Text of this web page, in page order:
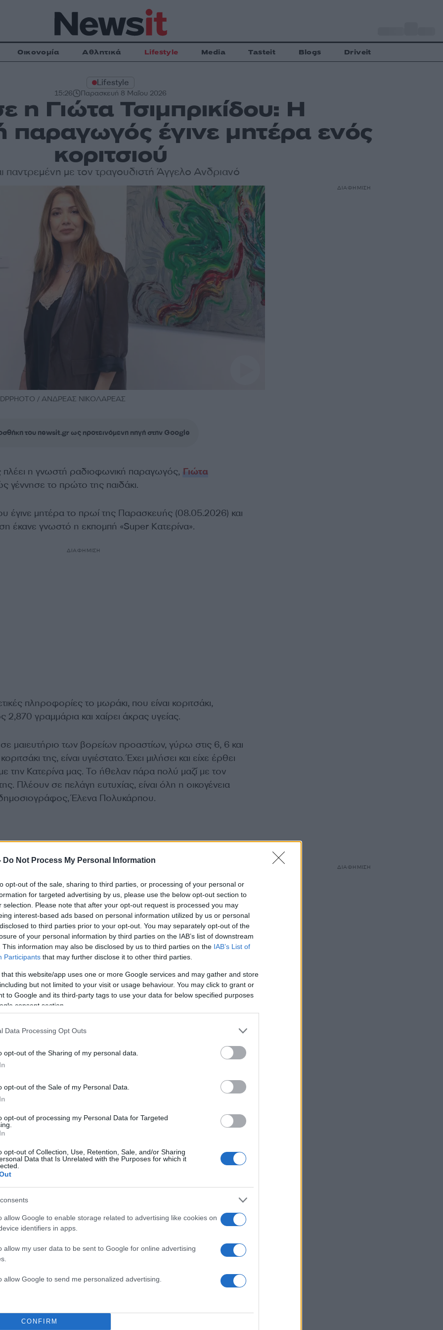
Do Not Process My Personal Information
opt-out of the sale, sharing to third parties, or processing of your personal or
for targeted advertising by us, please use the below opt-out section to
selection. Please note that after your opt-out request is processed you may
interest-based ads based on personal information utilized by us or personal
to third parties prior to your opt-out. You may separately opt-out of the
of your personal information by third parties on the IAB’s list of downstream
This information may also be disclosed by us to third parties on the IAB’s List of
Participants that may further disclose it to other third parties.
that this website/app uses one or more Google services and may gather and store
but not limited to your visit or usage behaviour. You may click to grant or
to Google and its third-party tags to use your data for below specified purposes
consent section.
Data Processing Opt Outs
opt-out of the Sharing of my personal data.
opt-out of the Sale of my Personal Data.
opt-out of processing my Personal Data for Targeted
opt-out of Collection, Use, Retention, Sale, and/or Sharing
Data that Is Unrelated with the Purposes for which it
allow Google to enable storage related to advertising like cookies on
identifiers in apps.
allow my user data to be sent to Google for online advertising
allow Google to send me personalized advertising.
CONFIRM
Οικονομία Αθλητικά Lifestyle Media Tasteit Blogs Driveit
Lifestyle
15:26 Παρασκευή 8 Μαΐου 2026
η Γιώτα Τσιμπρικίδου: Η
παραγωγός έγινε μητέρα ενός
κοριτσιού
παντρεμένη με τον τραγουδιστή Άγγελο Ανδριανό
NDPPHOTO / ΑΝΔΡΕΑΣ ΝΙΚΟΛΑΡΕΑΣ
του newsit.gr ως προτεινόμενη πηγή στην Google
πλέει η γνωστή ραδιοφωνική παραγωγός, Γιώτα
γέννησε το πρώτο της παιδάκι.
έγινε μητέρα το πρωί της Παρασκευής (08.05.2026) και
έκανε γνωστό η εκπομπή «Super Kατερίνα».
ΔΙΑΦΗΜΙΣΗ
πληροφορίες το μωράκι, που είναι κοριτσάκι,
2,870 γραμμάρια και χαίρει άκρας υγείας.
μαιευτήριο των βορείων προαστίων, γύρω στις 6, 6 και
της, είναι υγιέστατο. Έχει μιλήσει και είχε έρθει
την Κατερίνα μας. Το ήθελαν πάρα πολύ μαζί με τον
Πλέουν σε πελάγη ευτυχίας, είναι όλη η οικογένεια
δημοσιογράφος, Έλενα Πολυκάρπου.
Τσιμπρικίδου είναι ζευγάρι με τον τραγουδιστή,
ζευγάρι ενώθηκε με τα δεσμά του γάμου στις 27
πλέον η ευτυχία τους έχει ολοκληρωθεί με την έλευση
ΔΙΑΦΗΜΙΣΗ
ΔΙΑΦΗΜΙΣΗ